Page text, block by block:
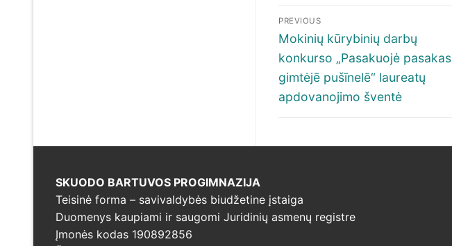
Navigacija
tarp
įrašų
PREVIOUS
Previous
post:
Mokinių kūrybinių darbų
konkurso „Pasakuojė pasakas
gimtėjē pušīnelē“ laureatų
apdovanojimo šventė
SKUODO BARTUVOS PROGIMNAZIJA
Teisinė forma – savivaldybės biudžetine įstaiga
Duomenys kaupiami ir saugomi Juridinių asmenų registre
Įmonės kodas 190892856